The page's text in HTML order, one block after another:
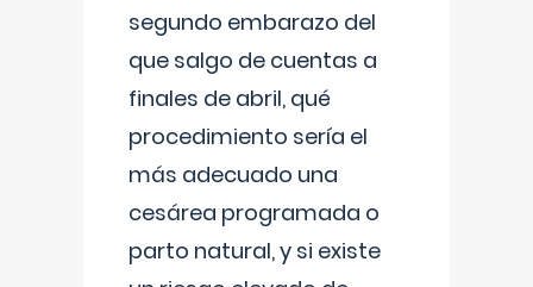
segundo embarazo del
que salgo de cuentas a
finales de abril, qué
procedimiento sería el
más adecuado una
cesárea programada o
parto natural, y si existe